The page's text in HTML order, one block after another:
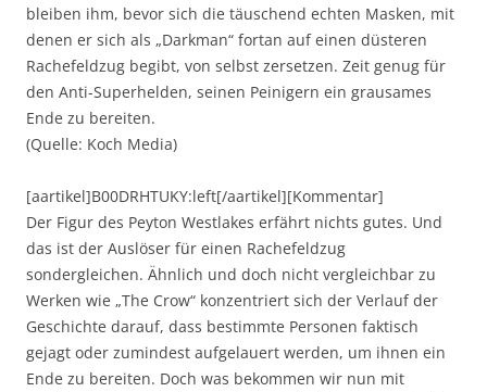
bleiben ihm, bevor sich die täuschend echten Masken, mit
denen er sich als „Darkman“ fortan auf einen düsteren
Rachefeldzug begibt, von selbst zersetzen. Zeit genug für
den Anti-Superhelden, seinen Peinigern ein grausames
Ende zu bereiten.
(Quelle: Koch Media)
[aartikel]B00DRHTUKY:left[/aartikel][Kommentar]
Der Figur des Peyton Westlakes erfährt nichts gutes. Und
das ist der Auslöser für einen Rachefeldzug
sondergleichen. Ähnlich und doch nicht vergleichbar zu
Werken wie „The Crow“ konzentriert sich der Verlauf der
Geschichte darauf, dass bestimmte Personen faktisch
gejagt oder zumindest aufgelauert werden, um ihnen ein
Ende zu bereiten. Doch was bekommen wir nun mit